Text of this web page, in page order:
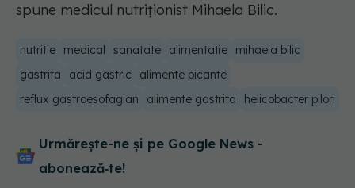
spune medicul nutriționist Mihaela Bilic.
nutritie medical sanatate alimentatie
mihaela bilic
gastrita
acid gastric
alimente picante
reflux gastroesofagian
alimente gastrita helicobacter pilori
Urmărește-ne și pe Google News -
abonează‑te!